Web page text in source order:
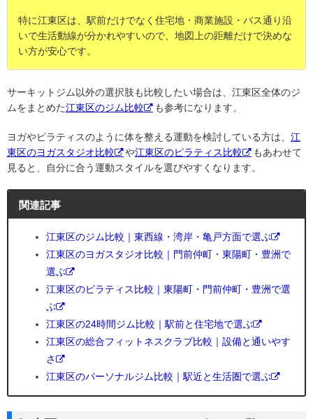
特に江東区は、駅前だけでなく住宅地・商業施設・バス通り沿
いで生活動線が分かれやすいので、地図上の距離だけで決めな
い方が安心です。
サーキットジム以外の選択肢も比較したい場合は、江東区全体のジ
ムをまとめた江東区のジム比較 も参考になります。
ヨガやピラティスのように体を整える運動を検討している方は、 江
東区のヨガスタジオ比較
や江東区のピラティス比較
もあわせて
見ると、自分に合う運動スタイルを選びやすくなります。
関連記事
江東区のジム比較｜東西線・湾岸・亀戸方面で選ぶ
江東区のヨガスタジオ比較｜門前仲町・東陽町・豊洲で
選ぶ
江東区のピラティス比較｜東陽町・門前仲町・豊洲で選
ぶ
江東区の24時間ジム比較｜駅前と住宅地で選ぶ
江東区の総合フィットネスクラブ比較｜設備と通いやす
さ
江東区のパーソナルジム比較｜駅近と生活圏で選ぶ